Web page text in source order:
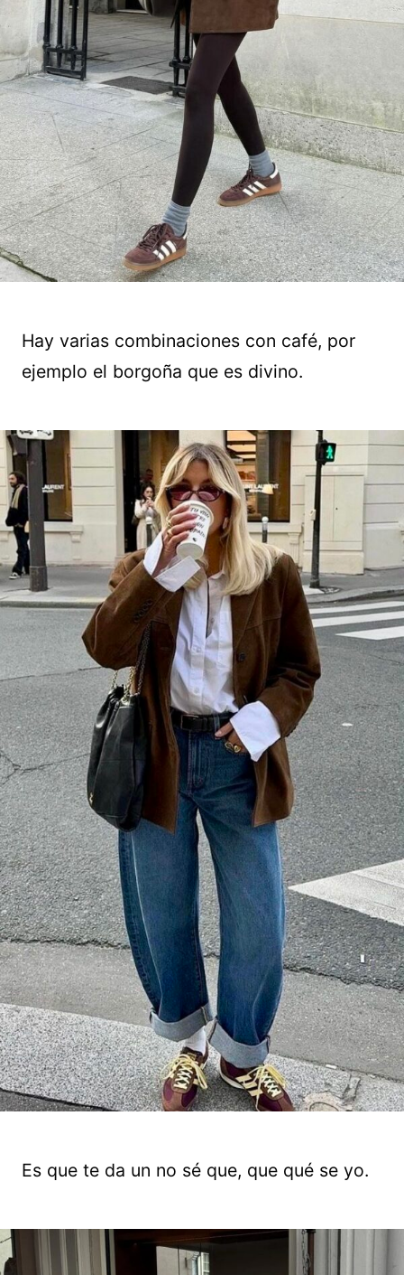
Hay varias combinaciones con café, por
ejemplo el borgoña que es divino.
Es que te da un no sé que, que qué se yo.